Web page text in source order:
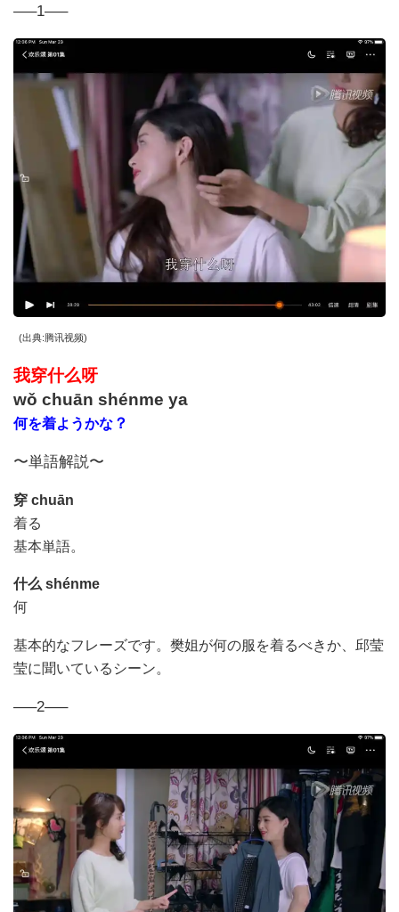
—–1—–
(出典: 腾讯视频)
我穿什么呀
wǒ chuān shénme ya
何を着ようかな ？
〜単語解説〜
穿 chuān
着る
基本単語。
什么 shénme
何
基本的なフレーズです。樊姐が何の服を着るべきか、邱莹
莹に聞いているシーン。
—–2—–